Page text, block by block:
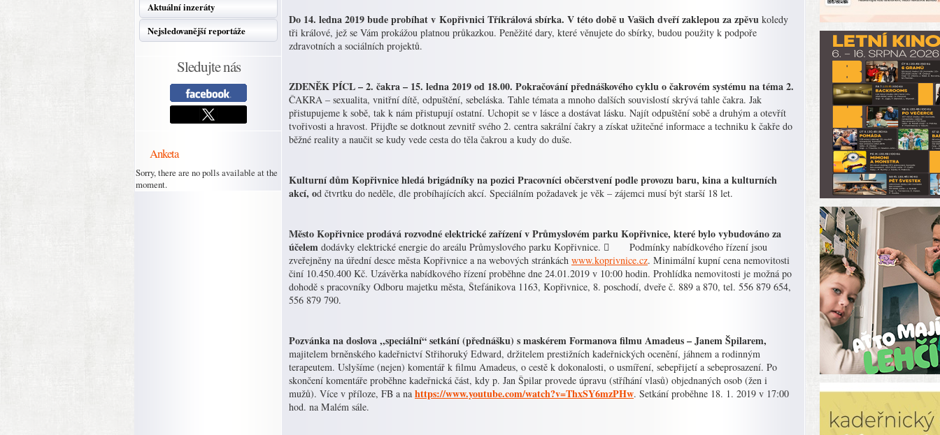
Aktuální inzeráty
Nejsledovanější reportáže
Sledujte nás
Anketa
Sorry, there are no polls available at the
moment.
Do 14. ledna 2019 bude probíhat v Kopřivnici Tříkrálová sbírka. V této době u Vašich dveří zaklepou za zpěvu koledy
tři králové, jež se Vám prokážou platnou průkazkou. Peněžité dary, které věnujete do sbírky, budou použity k podpoře
zdravotních a sociálních projektů.
ZDENĚK PÍCL – 2. čakra – 15. ledna 2019 od 18.00. Pokračování přednáškového cyklu o čakrovém systému na téma 2.
ČAKRA – sexualita, vnitřní dítě, odpuštění, sebeláska. Tahle témata a mnoho dalších souvislostí skrývá tahle čakra. Jak
přistupujeme k sobě, tak k nám přistupují ostatní. Uchopit se v lásce a dostávat lásku. Najít odpuštění sobě a druhým a otevřít
tvořivosti a hravost. Přijďte se dotknout zevnitř svého 2. centra sakrální čakry a získat užitečné informace a techniku k čakře do
běžné reality a naučit se kudy vede cesta do těla čakrou a kudy do duše.
Kulturní dům Kopřivnice hledá brigádníky na pozici Pracovníci občerstvení podle provozu baru, kina a kulturních
akcí, od čtvrtku do neděle, dle probíhajících akcí. Speciálním požadavek je věk – zájemci musí být starší 18 let.
Město Kopřivnice prodává rozvodné elektrické zařízení v Průmyslovém parku Kopřivnice, které bylo vybudováno za
účelem dodávky elektrické energie do areálu Průmyslového parku Kopřivnice.  Podmínky nabídkového řízení jsou
zveřejněny na úřední desce města Kopřivnice a na webových stránkách www.koprivnice.cz. Minimální kupní cena nemovitosti
činí 10.450.400 Kč. Uzávěrka nabídkového řízení proběhne dne 24.01.2019 v 10:00 hodin. Prohlídka nemovitosti je možná po
dohodě s pracovníky Odboru majetku města, Štefánikova 1163, Kopřivnice, 8. poschodí, dveře č. 889 a 870, tel. 556 879 654,
556 879 790.
Pozvánka na doslova ,,speciální“ setkání (přednášku) s maskérem Formanova filmu Amadeus – Janem Špilarem,
majitelem brněnského kadeřnictví Střihoruký Edward, držitelem prestižních kadeřnických ocenění, jáhnem a rodinným
terapeutem. Uslyšíme (nejen) komentář k filmu Amadeus, o cestě k dokonalosti, o usmíření, sebepřijetí a sebeprosazení. Po
skončení komentáře proběhne kadeřnická část, kdy p. Jan Špilar provede úpravu (stříhání vlasů) objednaných osob (žen i
mužů). Více v příloze, FB a na https://www.youtube.com/watch?v=ThxSY6mzPHw. Setkání proběhne 18. 1. 2019 v 17:00
hod. na Malém sále.